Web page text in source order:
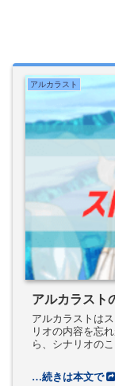
アルカラスト
アルカラスト
アルカラストは
リオの内容を忘
ら、シナリオの
ラストのシナリオ